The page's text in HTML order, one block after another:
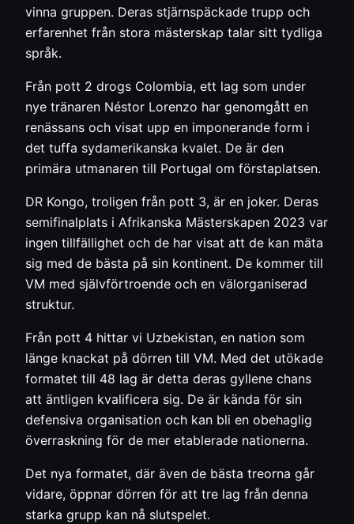
vinna gruppen. Deras stjärnspäckade trupp och
erfarenhet från stora mästerskap talar sitt tydliga
språk.
Från pott 2 drogs Colombia, ett lag som under
nye tränaren Néstor Lorenzo har genomgått en
renässans och visat upp en imponerande form i
det tuffa sydamerikanska kvalet. De är den
primära utmanaren till Portugal om förstaplatsen.
DR Kongo, troligen från pott 3, är en joker. Deras
semifinalplats i Afrikanska Mästerskapen 2023 var
ingen tillfällighet och de har visat att de kan mäta
sig med de bästa på sin kontinent. De kommer till
VM med självförtroende och en välorganiserad
struktur.
Från pott 4 hittar vi Uzbekistan, en nation som
länge knackat på dörren till VM. Med det utökade
formatet till 48 lag är detta deras gyllene chans
att äntligen kvalificera sig. De är kända för sin
defensiva organisation och kan bli en obehaglig
överraskning för de mer etablerade nationerna.
Det nya formatet, där även de bästa treorna går
vidare, öppnar dörren för att tre lag från denna
starka grupp kan nå slutspelet.